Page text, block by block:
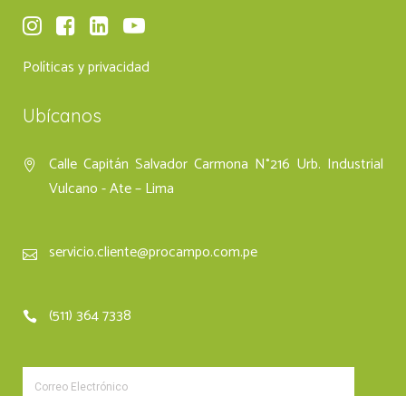
Políticas y privacidad
Ubícanos
Calle Capitán Salvador Carmona N°216 Urb. Industrial
Vulcano - Ate – Lima
servicio.cliente@procampo.com.pe
(511) 364 7338